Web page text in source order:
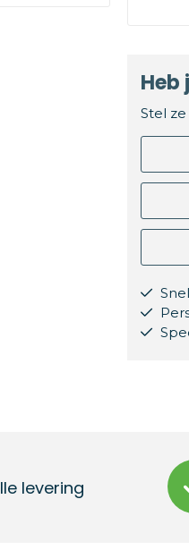
Heb
Stel
levering